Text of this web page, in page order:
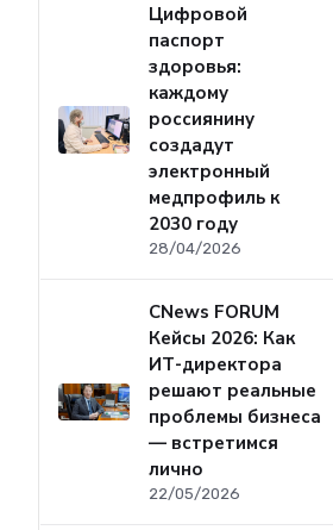
Цифровой
паспорт
здоровья:
каждому
россиянину
создадут
электронный
медпрофиль к
2030 году
28/04/2026
CNews FORUM
Кейсы 2026: Как
ИТ-директора
решают реальные
проблемы бизнеса
— встретимся
лично
22/05/2026